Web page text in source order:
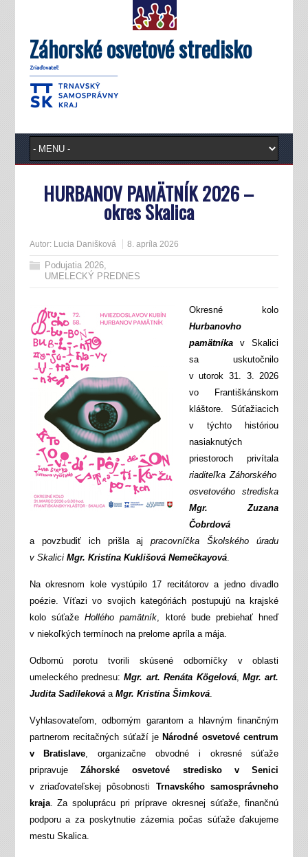
Záhorské osvetové stredisko
HURBANOV PAMÄTNÍK 2026 –
okres Skalica
Autor: Lucia Danišková 8. apríla 2026
Podujatia 2026,
UMELECKÝ PREDNES
Okresné kolo
Hurbanovho
pamätníka
v Skalici
sa uskutočnilo
v utorok 31. 3. 2026
vo Františkánskom
kláštore. Súťažiacich
v týchto históriou
nasiaknutých
priestoroch privítala
riaditeľka Záhorského
osvetového strediska
Mgr. Zuzana
Čobrdová
a povzbudiť ich prišla ajpracovníčka Školského úradu
v Skalici Mgr. Kristína Kuklišová Nemečkayová.
Na okresnom kole vystúpilo 17 recitátorov a jedno divadlo
poézie. Víťazi vo svojich kategóriách postupujú na krajské
kolo súťažeHollého pamätník, ktoré bude prebiehať hneď
v niekoľkých termínoch na prelome apríla a mája.
Odbornú porotu tvorili skúsené odborníčky v oblasti
umeleckého prednesu: Mgr. art. Renáta Kögelová,Mgr. art.
Judita SadílekováaMgr. Kristína Šimková.
Vyhlasovateľom, odborným garantom a hlavným finančným
partnerom recitačných súťaží je Národné osvetové centrum
v Bratislave, organizačne obvodné i okresné súťaže
pripravuje Záhorské osvetové stredisko v Senici
v zriaďovateľskej pôsobnosti Trnavského samosprávneho
kraja. Za spoluprácu pri príprave okresnej súťaže, finančnú
podporu a za poskytnutie zázemia počas súťaže ďakujeme
mestu Skalica.